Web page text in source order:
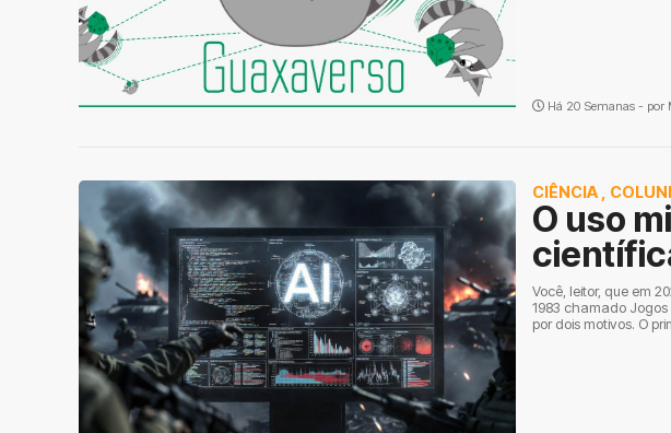
Há 20 Semanas - por
CIÊNCIA
O uso
Você, leitor, que em
1983 chamado
por dois motivos. O